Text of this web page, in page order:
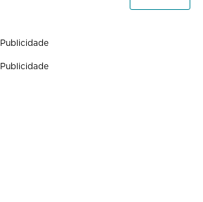
Publicidade
Publicidade